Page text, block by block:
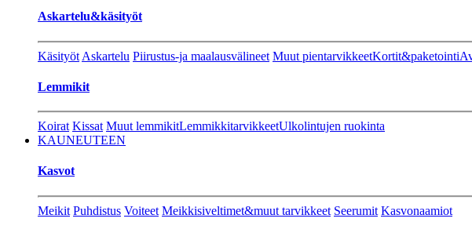
Askartelu&käsityöt
Käsityöt Askartelu Piirustus-ja maalausvälineet Muut pientarvikkeetKortit&paketointi
Lemmikit
Koirat Kissat Muut lemmikitLemmikkitarvikkeetUlkolintujen ruokinta
KAUNEUTEEN
Kasvot
Meikit Puhdistus Voiteet Meikkisiveltimet&muut tarvikkeet Seerumit Kasvonaamiot